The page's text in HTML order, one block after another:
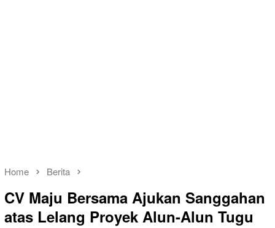
Home Berita
CV Maju Bersama Ajukan Sanggahan
atas Lelang Proyek Alun-Alun Tugu